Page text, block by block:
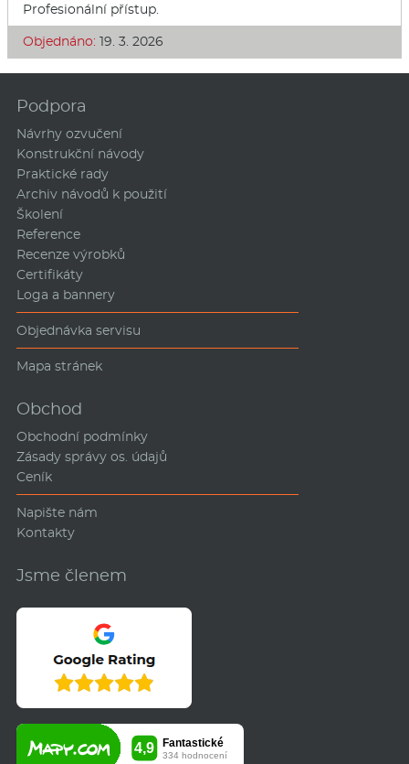
Profesionální přístup.
Objednáno: 19. 3. 2026
Podpora
Návrhy ozvučení
Konstrukční návody
Praktické rady
Archiv návodů k použití
Školení
Reference
Recenze výrobků
Certifikáty
Loga a bannery
Objednávka servisu
Mapa stránek
Obchod
Obchodní podmínky
Zásady správy os. údajů
Ceník
Napište nám
Kontakty
Jsme členem